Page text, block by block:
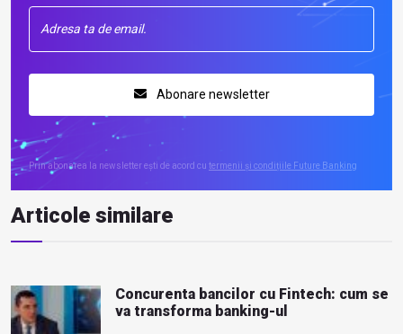
Abonare newsletter
Prin abonarea la newsletter ești de acord cu termenii și condițiile Future Banking
Articole similare
Concurenta bancilor cu Fintech: cum se
va transforma banking-ul